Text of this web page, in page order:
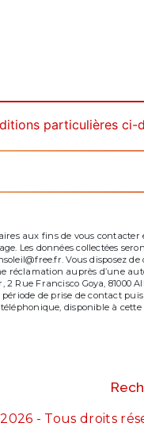
particulières ci-
aux fins de vous
Les données collectées
Vous disposez
auprès d’une
2 Rue Francisco Goya,
de prise de contact
disponible à cette
- Tous droits